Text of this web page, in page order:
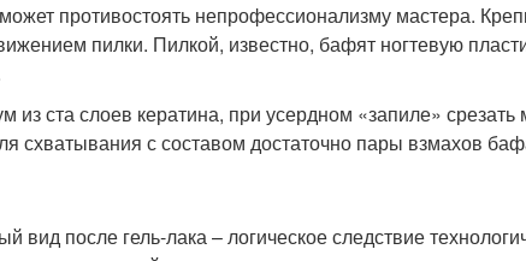
противостоять непрофессионализму мастера.
пилки. Пилкой, известно, бафят ногтевую
из ста слоев кератина, при усердном «запиле»
схватывания с составом достаточно пары взмахов
вид после гель-лака – логическое следствие